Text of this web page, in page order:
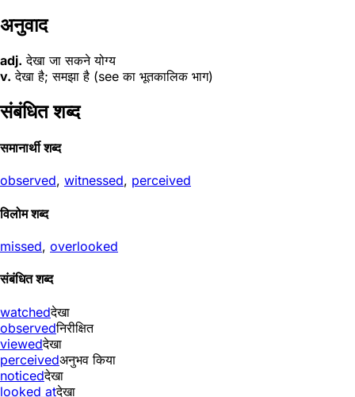
अनुवाद
adj. देखा जा सकने योग्य
v. देखा है; समझा है (see का भूतकालिक भाग)
संबंधित शब्द
समानार्थी शब्द
observed, witnessed, perceived
विलोम शब्द
missed, overlooked
संबंधित शब्द
watchedदेखा
observedनिरीक्षित
viewedदेखा
perceivedअनुभव किया
noticedदेखा
looked atदेखा